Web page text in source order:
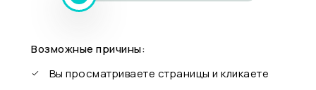
Возможные причины:
Вы просматриваете страницы и кликаете